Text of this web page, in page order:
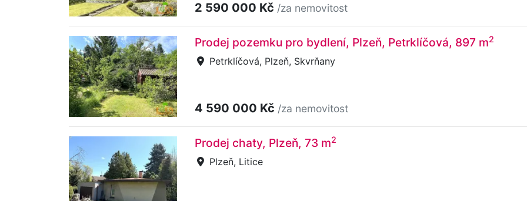
2 590 000 Kč /za nemovitost
Prodej pozemku pro bydlení, Plzeň, Petrklíčová, 897 m2
Petrklíčová, Plzeň, Skvrňany
4 590 000 Kč /za nemovitost
Prodej chaty, Plzeň, 73 m2
Plzeň, Litice